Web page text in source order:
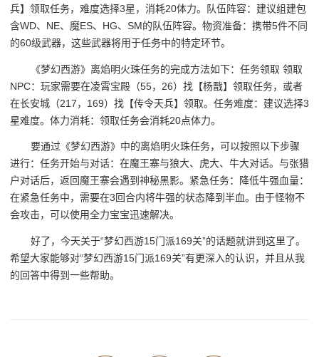
兵】领取任务，难度选择3星，消耗20体力。队伍阵容：建议组建包
含WD、NE、魔ES、HG、SM的队伍阵容。物资准备：携带5件不同
的60级武器，这些武器将用于任务中的特定环节。
《梦幻西游》离焰明火珠任务的完成方法如下：任务领取 领取
NPC：玩家需要在凌霄宝殿（55，26）找【杨戬】领取任务，或者
在长安城（217，169）找【传令天兵】领取。任务难度：建议选择3
星难度。体力消耗：领取任务会消耗20点体力。
要通过《梦幻西游》中的离焰明火珠任务，可以按照以下步骤
进行：任务开始与对话：在魔王寨与狼大、虎大、牛大对话。与张猎
户对话后，返回魔王寨会遇到神秘黑影。紧急任务：降低牛强血量：
在紧急任务中，需要在3回合内将牛强的状态降到半血。由于怪物不
会攻击，可以使用全力宝宝迅速解决。
好了，今天关于“梦幻西游15门派169关”的话题就讲到这里了。
希望大家能够对“梦幻西游15门派169关”有更深入的认识，并且从我
的回答中得到一些帮助。